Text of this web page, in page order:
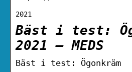
2021
Bäst i test:
2021 – MEDS
Bäst i test: Ögonkräm